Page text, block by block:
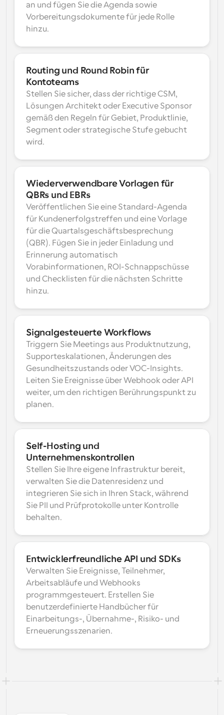
an und fügen Sie die Agenda sowie
Vorbereitungsdokumente für jede Rolle
hinzu.
Routing und Round Robin für
Kontoteams
Stellen Sie sicher, dass der richtige CSM,
Lösungen Architekt oder Executive Sponsor
gemäß den Regeln für Gebiet, Produktlinie,
Segment oder strategische Stufe gebucht
wird.
Wiederverwendbare Vorlagen für
QBRs und EBRs
Veröffentlichen Sie eine Standard-Agenda
für Kundenerfolgstreffen und eine Vorlage
für die Quartalsgeschäftsbesprechung
(QBR). Fügen Sie in jeder Einladung und
Erinnerung automatisch
Vorabinformationen, ROI-Schnappschüsse
und Checklisten für die nächsten Schritte
hinzu.
Signalgesteuerte Workflows
Triggern Sie Meetings aus Produktnutzung,
Supporteskalationen, Änderungen des
Gesundheitszustands oder VOC-Insights.
Leiten Sie Ereignisse über Webhook oder API
weiter, um den richtigen Berührungspunkt zu
planen.
Self-Hosting und
Unternehmenskontrollen
Stellen Sie Ihre eigene Infrastruktur bereit,
verwalten Sie die Datenresidenz und
integrieren Sie sich in Ihren Stack, während
Sie PII und Prüfprotokolle unter Kontrolle
behalten.
Entwicklerfreundliche API und SDKs
Verwalten Sie Ereignisse, Teilnehmer,
Arbeitsabläufe und Webhooks
programmgesteuert. Erstellen Sie
benutzerdefinierte Handbücher für
Einarbeitungs-, Übernahme-, Risiko- und
Erneuerungsszenarien.